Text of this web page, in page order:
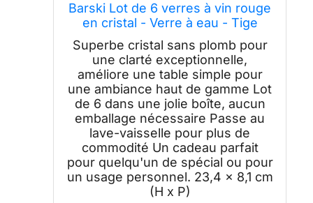
Barski Lot de 6 verres à vin rouge
en cristal - Verre à eau - Tige
dorée brillante - Verres à pied -
532 ml - Fabriqué en Europe
Superbe cristal sans plomb pour
une clarté exceptionnelle,
améliore une table simple pour
une ambiance haut de gamme Lot
de 6 dans une jolie boîte, aucun
emballage nécessaire Passe au
lave-vaisselle pour plus de
commodité Un cadeau parfait
pour quelqu'un de spécial ou pour
un usage personnel. 23,4 x 8,1 cm
(H x P)